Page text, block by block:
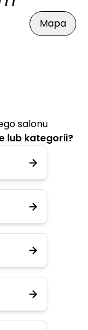
Mapa
salonu
lub kategorii?